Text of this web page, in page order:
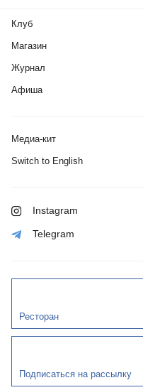
Клуб
Магазин
Журнал
Афиша
Медиа-кит
Switch to English
Instagram
Telegram
Ресторан
Подписаться на рассылку